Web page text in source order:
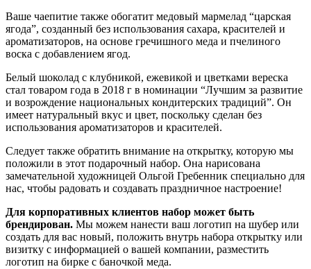
Ваше чаепитие также обогатит медовый мармелад “царская
ягода”, созданный без использования сахара, красителей и
ароматизаторов, на основе гречишного меда и пчелиного
воска с добавлением ягод.
Белый шоколад с клубникой, ежевикой и цветками вереска
стал товаром года в 2018 г в номинации “Лучшим за развитие
и возрождение национальных кондитерских традиций”. Он
имеет натуральный вкус и цвет, поскольку сделан без
использования ароматизаторов и красителей.
Следует также обратить внимание на открытку, которую мы
положили в этот подарочный набор. Она нарисована
замечательной художницей Ольгой Гребенник специально для
нас, чтобы радовать и создавать праздничное настроение!
Для корпоративных клиентов набор может быть
брендирован. Мы можем нанести ваш логотип на шубер или
создать для вас новый, положить внутрь набора открытку или
визитку с информацией о вашей компании, разместить
логотип на бирке с баночкой меда.